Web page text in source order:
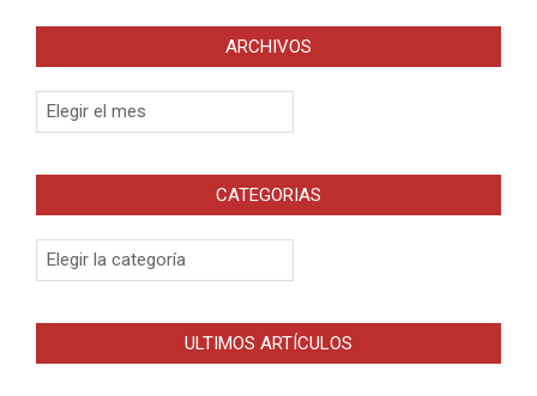
ARCHIVOS
Archivos
CATEGORIAS
Categorias
ULTIMOS ARTÍCULOS